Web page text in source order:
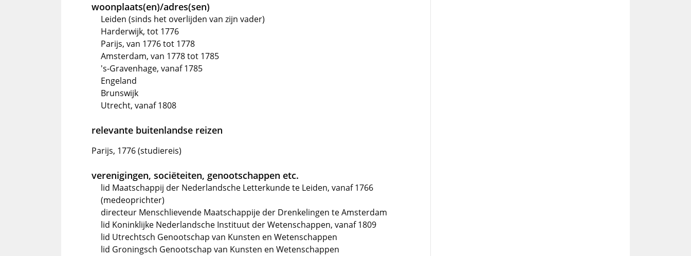
woonplaats(en)/adres(sen)
Leiden (sinds het overlijden van zijn vader)
Harderwijk, tot 1776
Parijs, van 1776 tot 1778
Amsterdam, van 1778 tot 1785
's-Gravenhage, vanaf 1785
Engeland
Brunswijk
Utrecht, vanaf 1808
relevante buitenlandse reizen
Parijs, 1776 (studiereis)
verenigingen, sociëteiten, genootschappen etc.
lid Maatschappij der Nederlandsche Letterkunde te Leiden, vanaf 1766
(medeoprichter)
directeur Menschlievende Maatschappije der Drenkelingen te Amsterdam
lid Koninklijke Nederlandsche Instituut der Wetenschappen, vanaf 1809
lid Utrechtsch Genootschap van Kunsten en Wetenschappen
lid Groningsch Genootschap van Kunsten en Wetenschappen